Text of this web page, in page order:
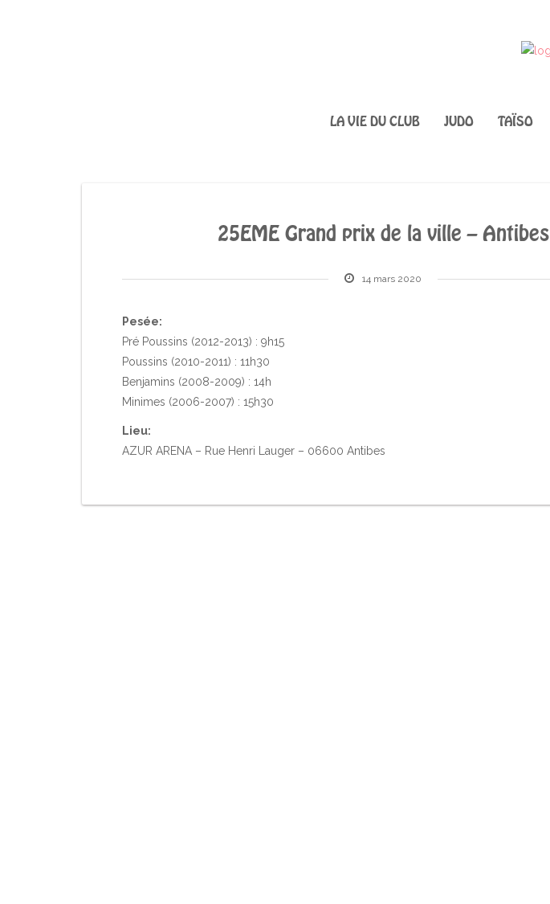
LA VIE DU CLUB JUDO TAÏSO
25EME Grand prix de la ville – Antibes
14 mars 2020
Pesée:
Pré Poussins (2012-2013) : 9h15
Poussins (2010-2011) : 11h30
Benjamins (2008-2009) : 14h
Minimes (2006-2007) : 15h30
Lieu:
AZUR ARENA – Rue Henri Lauger – 06600 Antibes